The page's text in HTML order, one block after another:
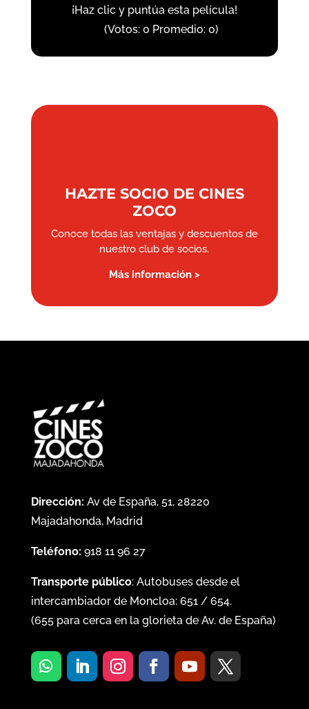
¡Haz clic y puntúa esta película!
(Votos: 0 Promedio: 0)
HAZTE SOCIO DE CINES
ZOCO
Conoce todas las ventajas y descuentos de
nuestro club de socios.
Más información >
Dirección: Av de España, 51, 28220
Majadahonda, Madrid
Teléfono: 918 11 96 27
Transporte público: Autobuses desde el
intercambiador de Moncloa: 651/ 654.
(655para cerca en la glorieta de Av. de España)